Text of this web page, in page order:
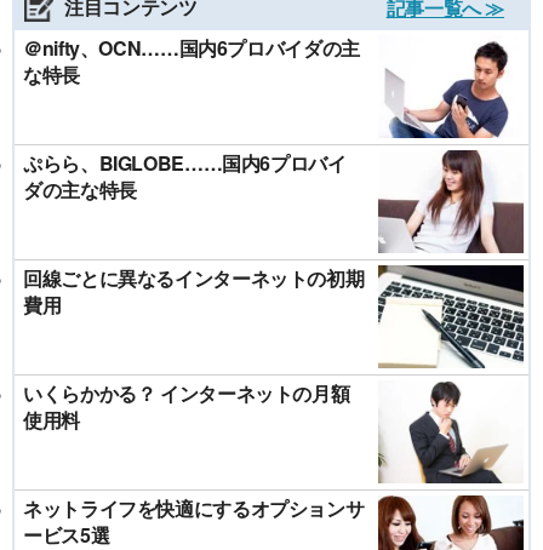
注目コンテンツ
記事一覧へ ≫
＠nifty、OCN……国内6プロバイダの主
な特長
ぷらら、BIGLOBE……国内6プロバイ
ダの主な特長
回線ごとに異なるインターネットの初期
費用
いくらかかる？ インターネットの月額
使用料
ネットライフを快適にするオプションサ
ービス5選